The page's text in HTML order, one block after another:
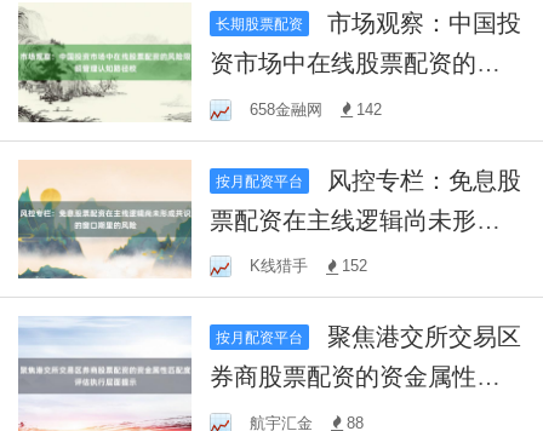
长期股票配资
市场观察：中国投
资市场中在线股票配资的风
险限额管理认知路径校
658金融网 142
按月配资平台
票配资在主线逻辑尚未形成
共识的窗口期里的风险
K线猎手 152
按月配资平台
聚焦港交所交易区
券商股票配资的资金属性匹
配度评估执行层面提示
航宇汇金 88